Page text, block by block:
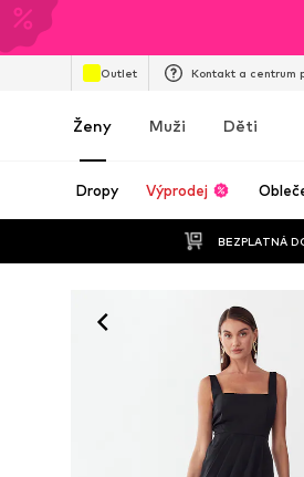
Outlet Kontakt a centrum
Ženy Muži Děti
Dropy Výprodej
BEZPLATNÁ